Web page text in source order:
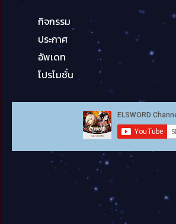
กิจกรรม
ประกาศ
อัพเดท
โปรโมชั่น